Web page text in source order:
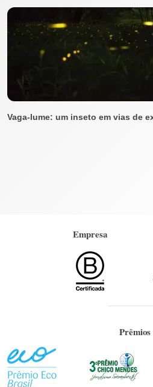
Vaga-lume: um inseto em vias de
Empresa
Prêmios